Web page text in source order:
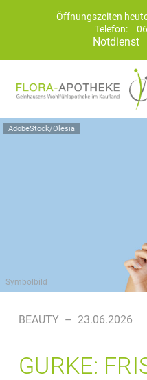
Öffnungszeiten
Telefon:
Notdienst
AdobeStock/Olesia
Symbolbild
BEAUTY – 23.06.2026
GURKE: